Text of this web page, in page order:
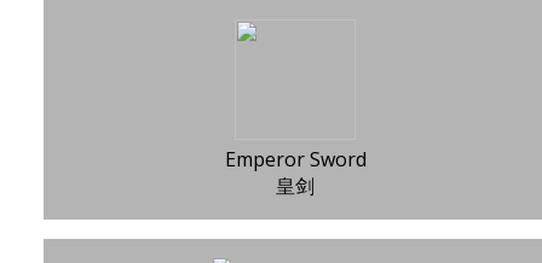
Emperor Sword
皇剑